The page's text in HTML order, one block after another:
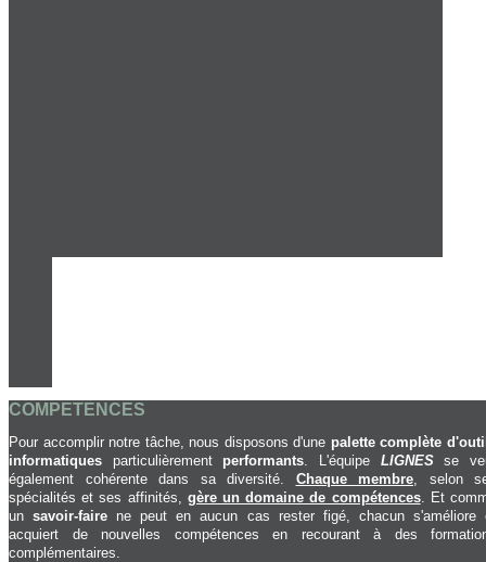
COMPETENCES
Pour accomplir notre tâche, nous disposons d'une palette complète
informatiques particulièrement performants . L'équipe LIGNES
se
également cohérente dans sa diversité. Chaque membre , selon
spécialités et ses affinités, gère un domaine de compétences. Et
unsavoir-faire ne peut en aucun cas rester figé, chacun s'améliore
acquiert de nouvelles compétences en recourant à des
complémentaires.